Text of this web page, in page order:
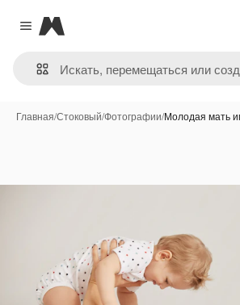
Close menu
Magnific
Главная/Стоковый/Фотографии/Молодая мать